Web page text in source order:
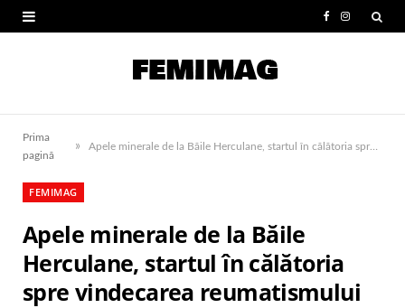
e
b
I
t
a
Prima
pagină
» Apele minerale de la Băile Herculane, startul în călătoria spre vindecarea reumatismului
FEMIMAG
Apele minerale de la Băile
Herculane, startul în călătoria
spre vindecarea reumatismului